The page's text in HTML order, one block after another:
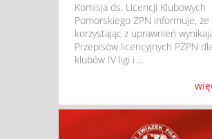
​ Komisja ds. Licencji Klubowych
Pomorskiego ZPN informuje, że
korzystając z uprawnień
Przepisów licencyjnych PZPN
klubów IV ligi i ...